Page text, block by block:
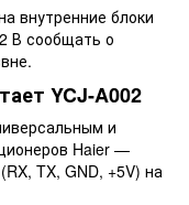
внутренние блоки
В сообщать о
YCJ-A002
и
Haier —
TX, GND, +5V) на